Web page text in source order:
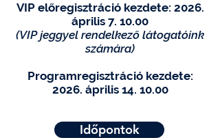
VIP előregisztráció kezdete: 2026.
április 7. 10.00
(VIP jeggyel rendelkező látogatóink
számára)
​Programregisztráció kezdete:
2026. április 14. 10.00
Időpontok